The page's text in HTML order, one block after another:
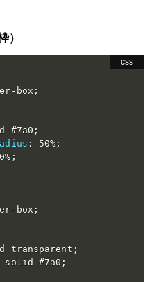
）
box ;
#7a0 ;
: 50% ;
;
box ;
transparent ;
solid #7a0 ;